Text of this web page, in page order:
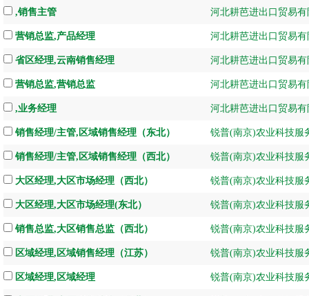
,销售主管 河北耕芭进出口贸易
营销总监,产品经理 河北耕芭进出口贸易
省区经理,云南销售经理 河北耕芭进出口贸易
营销总监,营销总监 河北耕芭进出口贸易
,业务经理 河北耕芭进出口贸易
销售经理/主管,区域销售经理（东北） 锐普(南京)农业科技服
销售经理/主管,区域销售经理（西北） 锐普(南京)农业科技服
大区经理,大区市场经理（西北） 锐普(南京)农业科技服
大区经理,大区市场经理(东北） 锐普(南京)农业科技服
销售总监,大区销售总监（西北） 锐普(南京)农业科技服
区域经理,区域销售经理（江苏） 锐普(南京)农业科技服
区域经理,区域经理 锐普(南京)农业科技服